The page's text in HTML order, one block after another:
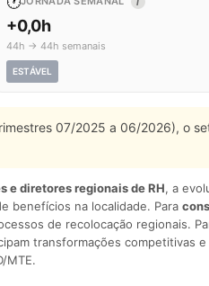
+0,0h
44h → 44h semanais
ESTÁVEL
07/2025 a 06/2026), o
e diretores regionais de RH, a
benefícios na localidade. Para
de recolocação regionais.
transformações competitivas
MTE.